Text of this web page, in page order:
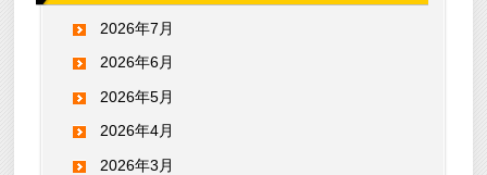
2026年7月
2026年6月
2026年5月
2026年4月
2026年3月